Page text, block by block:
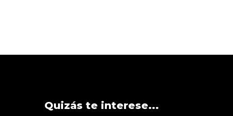
Quizás te interese...